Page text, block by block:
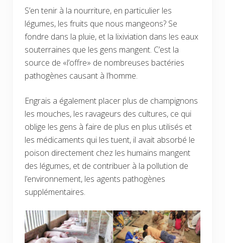
S’en tenir à la nourriture, en particulier les
légumes, les fruits que nous mangeons? Se
fondre dans la pluie, et la lixiviation dans les eaux
souterraines que les gens mangent. C’est la
source de «l’offre» de nombreuses bactéries
pathogènes causant à l’homme.
Engrais a également placer plus de champignons
les mouches, les ravageurs des cultures, ce qui
oblige les gens à faire de plus en plus utilisés et
les médicaments qui les tuent, il avait absorbé le
poison directement chez les humains mangent
des légumes, et de contribuer à la pollution de
l’environnement, les agents pathogènes
supplémentaires.